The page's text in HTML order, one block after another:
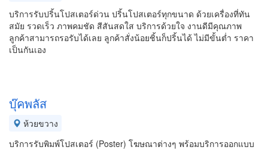
บริการรับปริ้นโปสเตอร์ด่วน ปริ้นโปสเตอร์ทุกขนาด ด้วยเครื่องที่ทัน
สมัย รวดเร็ว ภาพคมชัด สีสันสดใส บริการด้วยใจ งานดีมีคุณภาพ
ลูกค้าสามารถรอรับได้เลย ลูกค้าสั่งน้อยชิ้นก็ปริ้นได้ ไม่มีขั้นต่ำ ราคา
เป็นกันเอง
บุ๊คพลัส
ห้วยขวาง
บริการรับพิมพ์โปสเตอร์ (Poster) โฆษณาต่างๆ พร้อมบริการออกแบบ